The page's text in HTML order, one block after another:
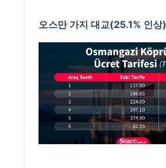
오스만 가지 대교(25.1% 인상)